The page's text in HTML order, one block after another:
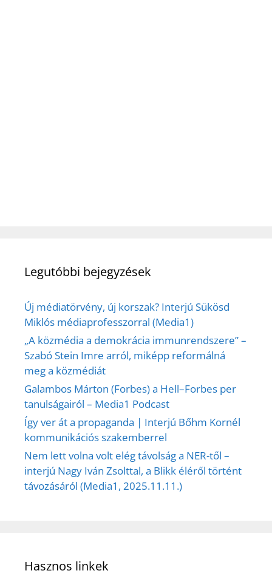
Legutóbbi bejegyzések
Új médiatörvény, új korszak? Interjú Sükösd
Miklós médiaprofesszorral (Media1)
„A közmédia a demokrácia immunrendszere” –
Szabó Stein Imre arról, miképp reformálná
meg a közmédiát
Galambos Márton (Forbes) a Hell–Forbes per
tanulságairól – Media1 Podcast
Így ver át a propaganda | Interjú Bőhm Kornél
kommunikációs szakemberrel
Nem lett volna volt elég távolság a NER-től –
interjú Nagy Iván Zsolttal, a Blikk éléről történt
távozásáról (Media1, 2025.11.11.)
Hasznos linkek